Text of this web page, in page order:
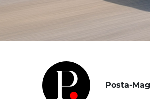
Posta-